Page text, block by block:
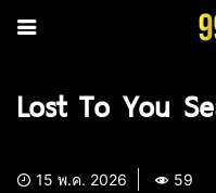
Lost To You
15 พ.ค. 2026 59